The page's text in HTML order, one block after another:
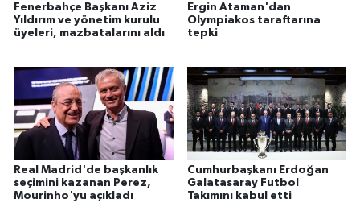
Fenerbahçe Başkanı Aziz
Yıldırım ve yönetim kurulu
üyeleri, mazbatalarını aldı
Ergin Ataman'dan
Olympiakos taraftarına
tepki
Real Madrid'de başkanlık
seçimini kazanan Perez,
Mourinho'yu açıkladı
Cumhurbaşkanı Erdoğan
Galatasaray Futbol
Takımını kabul etti